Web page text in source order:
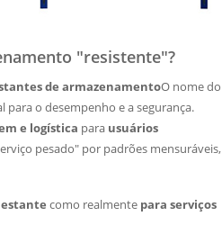
"resistente"?
de armazenamentoO nome do
o desempenho e a segurança.
e logística para usuários
pesado" por padrões mensuráveis,
estante como realmente para serviços